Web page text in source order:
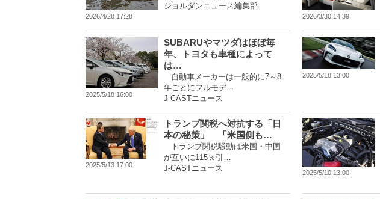
2026/4/28 17:28
ジョルダンニュース編集部
2026/3/30 14:39
2025/5/18 16:00
SUBARUやマツダはほぼ毎
年、トヨタも車種によって
は…
自動車メーカーは一般的に7～8
年ごとにフルモデ…
J-CASTニュース
2025/5/18 13:00
2025/5/13 17:00
トランプ関税へ対抗する「日
本の秘策」 「米国側も…
トランプ関税騒動は米国・中国
が互いに115％引…
J-CASTニュース
2025/5/10 13:00